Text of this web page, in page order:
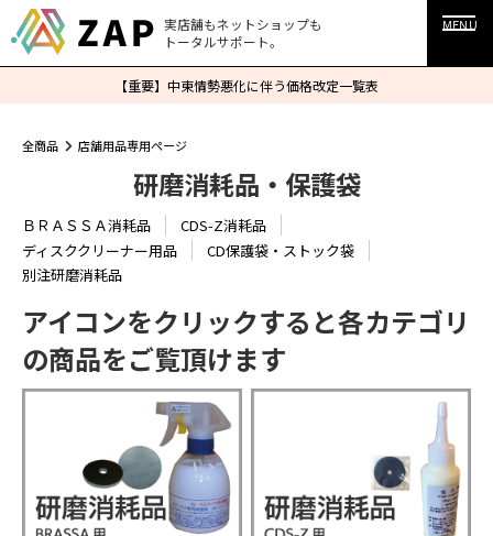
実店舗もネットショップも
トータルサポート。
MENU
【重要】中東情勢悪化に伴う価格改定一覧表
全商品 店舗用品専用ページ
研磨消耗品・保護袋
ＢＲＡＳＳＡ消耗品
CDS-Z消耗品
ディスククリーナー用品
CD保護袋・ストック袋
別注研磨消耗品
アイコンをクリックすると各カテゴリ
の商品をご覧頂けます